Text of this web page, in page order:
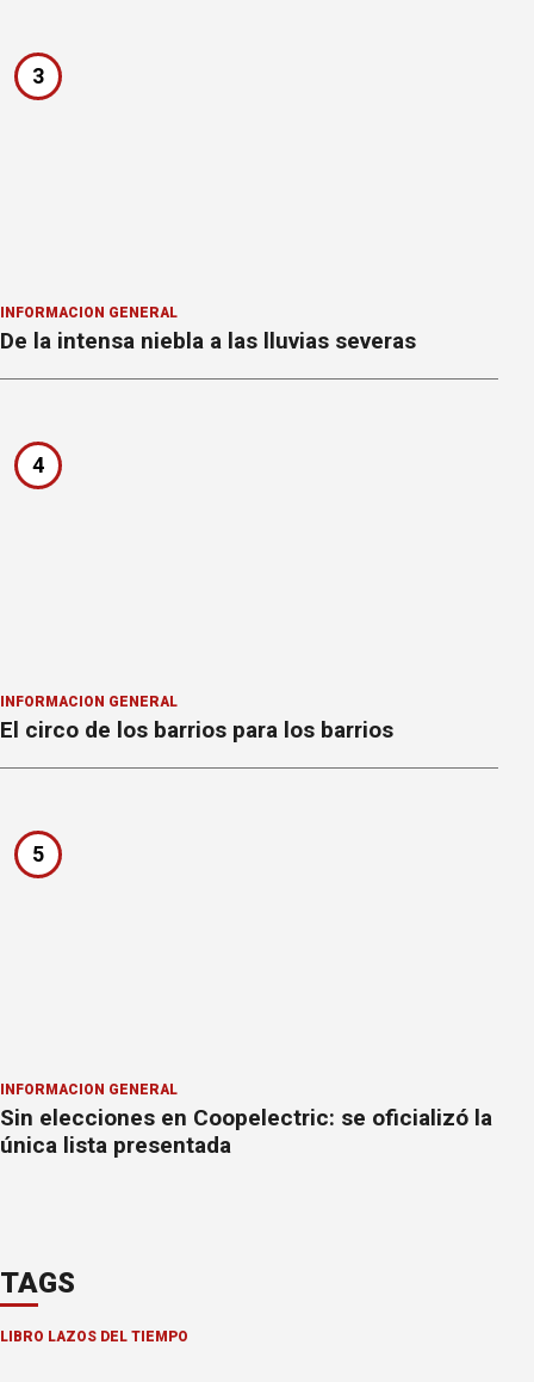
3
INFORMACION GENERAL
De la intensa niebla a las lluvias severas
4
INFORMACION GENERAL
El circo de los barrios para los barrios
5
INFORMACION GENERAL
Sin elecciones en Coopelectric: se oficializó la
única lista presentada
TAGS
LIBRO LAZOS DEL TIEMPO